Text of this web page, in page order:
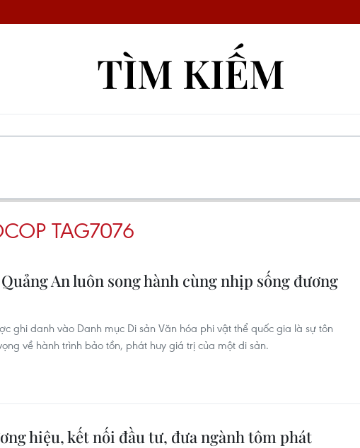
TÌM KIẾM
TAG7076
An luôn song hành cùng nhịp sống đương
ghi danh vào Danh mục Di sản Văn hóa phi vật thể quốc gia là sự tôn
về hành trình bảo tồn, phát huy giá trị của một di sản.
hiệu, kết nối đầu tư, đưa ngành tôm phát